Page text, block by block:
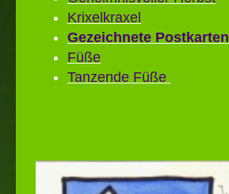
Krixelkraxel
Gezeichnete Postkarten
Füße
Tanzende Füße